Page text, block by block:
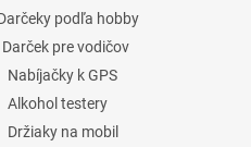
podľa hobby
Darček pre vodičov
Nabíjačky k GPS
Alkohol testery
Držiaky na mobil